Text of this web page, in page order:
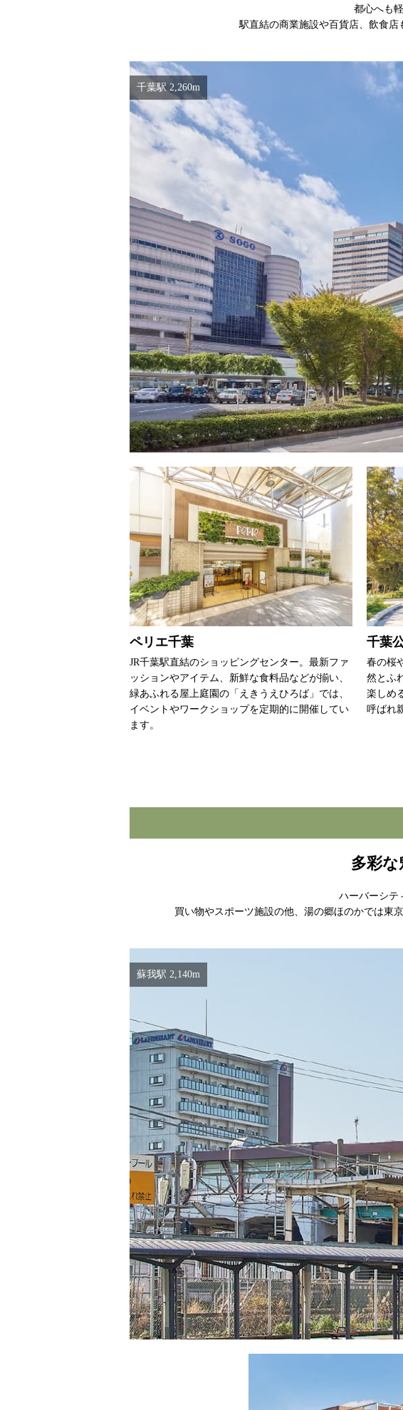
都心へも
駅直結の商業施設や百貨店、飲食店
千葉駅 2,260m
ペリエ千葉
JR千葉駅直結のショッピングセンター。最新ファ
ッションやアイテム、新鮮な食料品などが揃い、
緑あふれる屋上庭園の「えきうえひろば」では、
イベントやワークショップを定期的に開催してい
ます。
千葉
春の桜
然とふ
楽しめ
呼ばれ
多彩
ハーバーシテ
買い物やスポーツ施設の他、湯の郷ほのかでは東
蘇我駅 2,140m